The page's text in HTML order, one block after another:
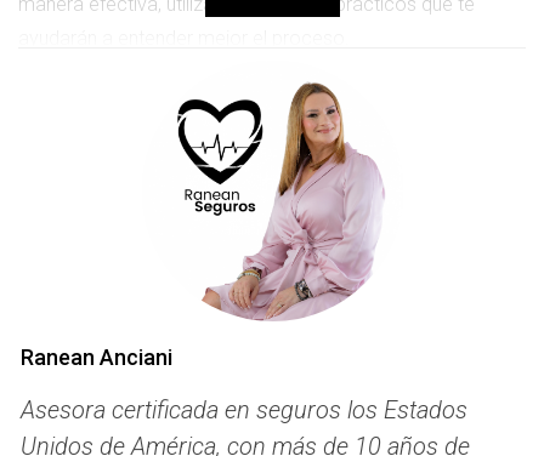
Estrategias para Comparar Seguros
Comparar seguros implica más que simplemente mirar
precios. Es esencial considerar varios factores que pueden
afectar tu decisión final. A continuación, desglosamos las
estrategias más efectivas para hacer una comparación
comparar seguros. Debes asegurarte de que la póliza
cubra todas tus necesidades específicas. Aquí hay algunos
Ranean Anciani
Asesora certificada en seguros los Estados
Unidos de América, con más de 10 años de